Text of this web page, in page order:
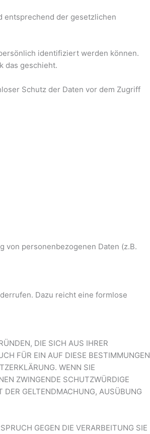
entsprechend der gesetzlichen
identifiziert werden können.
das geschieht.
Schutz der Daten vor dem Zugriff
personenbezogenen Daten (z.B.
Dazu reicht eine formlose
DIE SICH AUS IHRER
FÜR EIN AUF DIESE BESTIMMUNGEN
WENN SIE
ZWINGENDE SCHUTZWÜRDIGE
DER GELTENDMACHUNG, AUSÜBUNG
GEGEN DIE VERARBEITUNG SIE